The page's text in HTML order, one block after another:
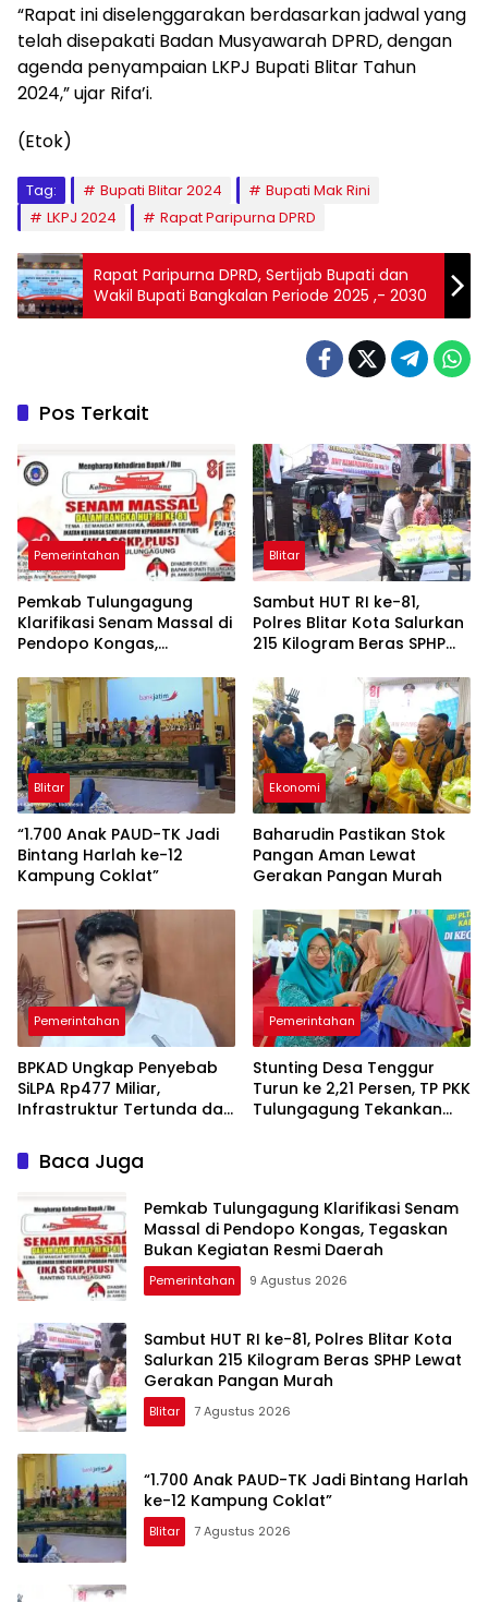
“Rapat ini diselenggarakan berdasarkan jadwal yang
telah disepakati Badan Musyawarah DPRD, dengan
agenda penyampaian LKPJ Bupati Blitar Tahun
2024,” ujar Rifa’i.
(Etok)
Tag: Bupati Blitar 2024
Bupati Mak Rini
LKPJ 2024
Rapat Paripurna DPRD
Rapat Paripurna DPRD, Sertijab Bupati dan
Wakil Bupati Bangkalan Periode 2025 ,- 2030
Pos Terkait
Pemerintahan
Pemkab Tulungagung
Klarifikasi Senam Massal di
Pendopo Kongas,
Resmi Daerah
Blitar
Sambut HUT RI ke-81,
Polres Blitar Kota Salurkan
215 Kilogram Beras SPHP
Murah
Blitar
“1.700 Anak PAUD-TK Jadi
Bintang Harlah ke-12
Kampung Coklat”
Ekonomi
Baharudin Pastikan Stok
Pangan Aman Lewat
Gerakan Pangan Murah
Pemerintahan
BPKAD Ungkap Penyebab
SiLPA Rp477 Miliar,
Infrastruktur Tertunda dan
Pemerintahan
Stunting Desa Tenggur
Turun ke 2,21 Persen, TP PKK
Tulungagung Tekankan
Baca Juga
Pemkab Tulungagung Klarifikasi Senam
Massal di Pendopo Kongas, Tegaskan
Bukan Kegiatan Resmi Daerah
Pemerintahan 9 Agustus 2026
Sambut HUT RI ke-81, Polres Blitar Kota
Salurkan 215 Kilogram Beras SPHP Lewat
Gerakan Pangan Murah
Blitar 7 Agustus 2026
“1.700 Anak PAUD-TK Jadi Bintang Harlah
ke-12 Kampung Coklat”
Blitar 7 Agustus 2026